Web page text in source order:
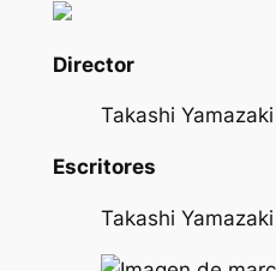
Director
Takashi Yamazaki
Escritores
Takashi Yamazaki